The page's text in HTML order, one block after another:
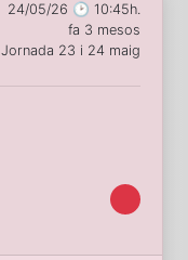
24/05/26 🕑 10:45h.
fa 3 mesos
Jornada 23 i 24 maig